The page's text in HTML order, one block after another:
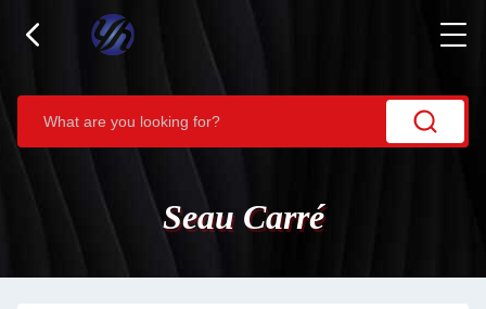
Seau Carré